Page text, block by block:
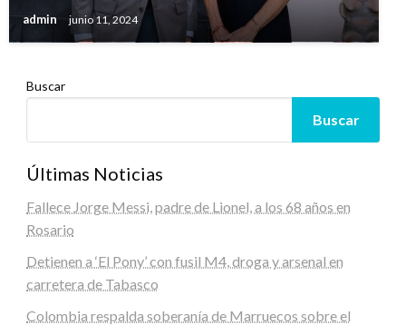
admin junio 11, 2024
Buscar
Buscar
Últimas Noticias
Fallece Jorge Messi, padre de Lionel, a los 68 años en
Rosario
Detienen a ‘El Pony’ con fusil M4, droga y arsenal en
carretera de Tabasco
Colombia respalda soberanía de Marruecos sobre el